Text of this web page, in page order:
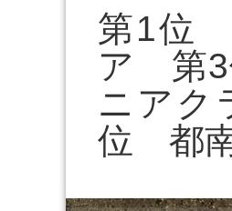
第1位
ア 第3
ニア
位 都